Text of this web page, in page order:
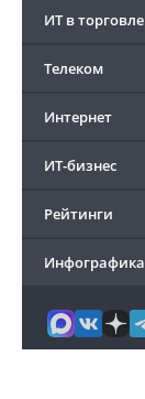
ИТ в торговле
Телеком
Интернет
ИТ-бизнес
Рейтинги
Инфографика